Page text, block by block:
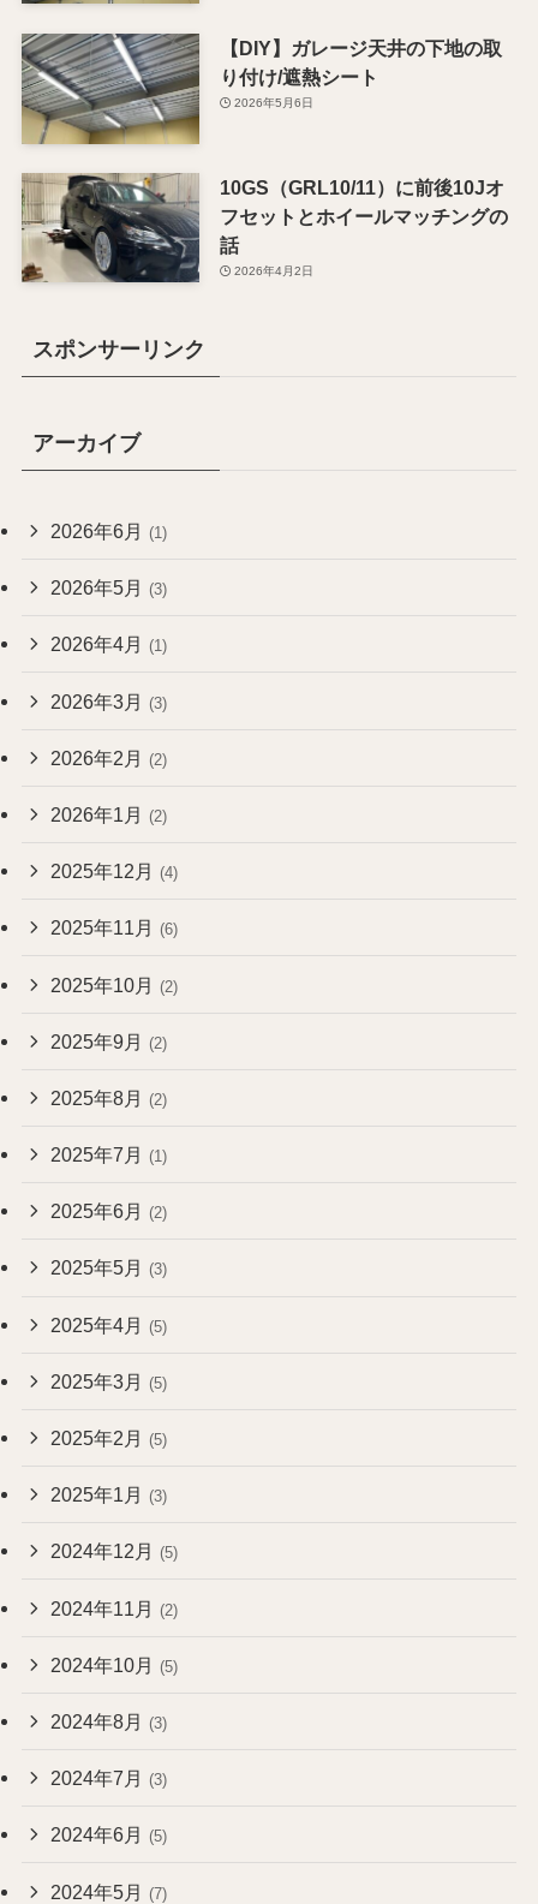
【DIY】ガレージ天井の下地の取
り付け/遮熱シート
2026年5月6日
10GS（GRL10/11）に前後10Jオ
フセットとホイールマッチングの
話
2026年4月2日
スポンサーリンク
アーカイブ
2026年6月 (1)
2026年5月 (3)
2026年4月 (1)
2026年3月 (3)
2026年2月 (2)
2026年1月 (2)
2025年12月 (4)
2025年11月 (6)
2025年10月 (2)
2025年9月 (2)
2025年8月 (2)
2025年7月 (1)
2025年6月 (2)
2025年5月 (3)
2025年4月 (5)
2025年3月 (5)
2025年2月 (5)
2025年1月 (3)
2024年12月 (5)
2024年11月 (2)
2024年10月 (5)
2024年8月 (3)
2024年7月 (3)
2024年6月 (5)
2024年5月 (7)